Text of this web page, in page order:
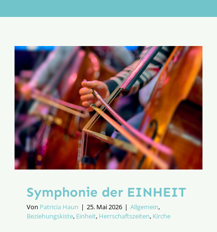
Aktion
Symphonie der EINHEIT
Von Patricia Haun | 25. Mai 2026 | Allgemein,
Beziehungskiste, Einheit, Herrschaftszeiten, Kirche